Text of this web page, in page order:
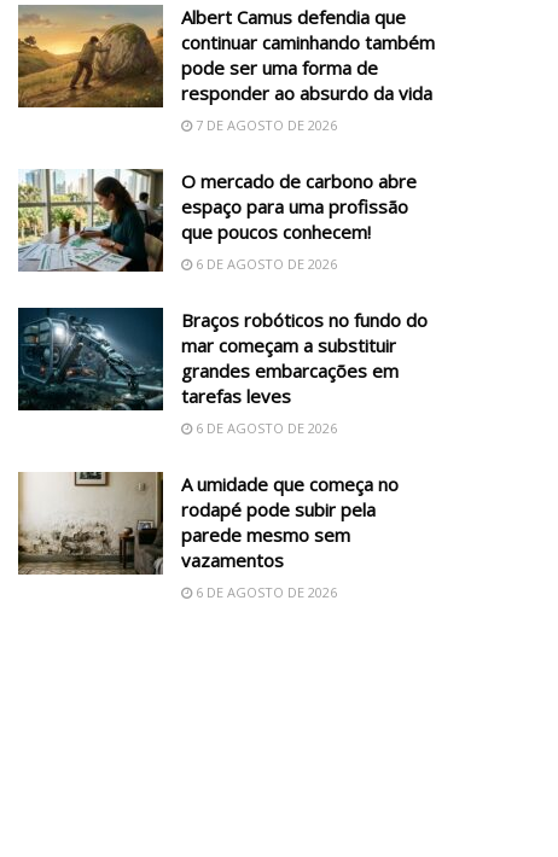
Albert Camus defendia que
continuar caminhando também
pode ser uma forma de
responder ao absurdo da vida
7 DE AGOSTO DE 2026
O mercado de carbono abre
espaço para uma profissão
que poucos conhecem!
6 DE AGOSTO DE 2026
Braços robóticos no fundo do
mar começam a substituir
grandes embarcações em
tarefas leves
6 DE AGOSTO DE 2026
A umidade que começa no
rodapé pode subir pela
parede mesmo sem
vazamentos
6 DE AGOSTO DE 2026